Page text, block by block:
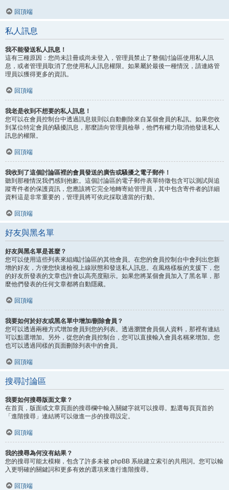
回頂端
私人訊息
我不能發送私人訊息！
這有三種原因：您尚未註冊或尚未登入，管理員禁止了整個討論區使用私人訊
息，或者管理員取消了您使用私人訊息權限。如果屬於最後一種情況，請連絡管
理員以獲得更多的資訊。
回頂端
我老是收到不想要的私人訊息！
您可以在會員控制台中透過訊息規則以自動刪除來自某個會員的私訊。如果您收
到某位特定會員的騷擾訊息，那麼請向管理員檢舉，他們有權力取消他發送私人
訊息的權限。
回頂端
我收到了這個討論區裡的會員發送的廣告或騷擾之電子郵件！
聽到那種情況我們感到抱歉。這個討論區的電子郵件表單特徵包含可以測試與追
蹤寄件者的保護資訊，您應該將它完全地轉寄給管理員，其中包含寄件者的詳細
資料這是非常重要的，管理員將可依此採取適當的行動。
回頂端
好友與黑名單
好友與黑名單是甚麼？
您可以使用這些列表來組織討論區的其他會員。在您的會員控制台中會列出您新
增的好友，方便您快速檢視上線狀態和發送私人訊息。在風格樣板的支援下，您
的好友所發表的文章也許會以高亮度顯示。如果您將某個會員加入了黑名單，那
麼他們發表的任何文章都將自動隱藏。
回頂端
我要如何於好友或黑名單中增加/刪除會員？
您可以透過兩種方式增加會員到您的列表。透過瀏覽會員個人資料，那裡有連結
可以點選增加。另外，從您的會員控制台，您可以直接輸入會員名稱來增加。您
也可以透過同樣的頁面刪除列表中的會員。
回頂端
搜尋討論區
我要如何搜尋版面文章？
在首頁，版面或文章頁面的搜尋欄中輸入關鍵字就可以搜尋。點選每頁頁首的
「進階搜尋」連結將可以做進一步的搜尋設定。
回頂端
我的搜尋為何沒有結果？
您的搜尋可能太模糊，包含了許多未被 phpBB 系統建立索引的共用詞。您可以輸
入更明確的關鍵詞和更多有效的選項來進行進階搜尋。
回頂端